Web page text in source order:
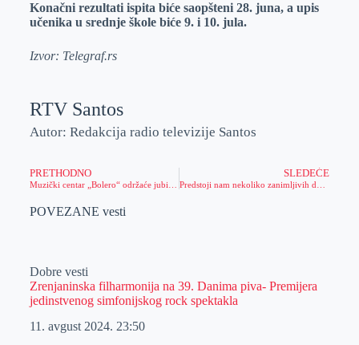
Konačni rezultati ispita biće saopšteni 28. juna, a upis
učenika u srednje škole biće 9. i 10. jula.
Izvor: Telegraf.rs
RTV Santos
Autor: Redakcija radio televizije Santos
PRETHODNO SLEDEĆE
POVEZANE vesti
Dobre vesti
Zrenjaninska filharmonija na 39. Danima piva- Premijera
jedinstvenog simfonijskog rock spektakla
11. avgust 2024. 23:50